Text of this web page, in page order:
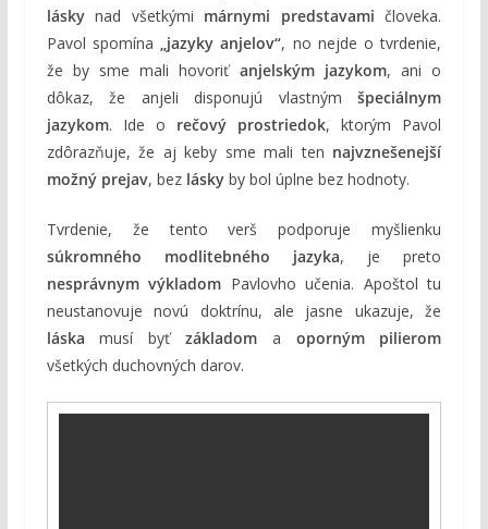
láskynad všetkými márnymi predstavami človeka.
Pavol spomína„jazyky anjelov“, no nejde o tvrdenie,
že by sme mali hovoriť anjelským jazykom, ani o
dôkaz, že anjeli disponujú vlastnýmšpeciálnym
jazykom. Ide o rečový prostriedok, ktorým Pavol
zdôrazňuje, že aj keby sme mali ten najvznešenejší
možný prejav, bez láskyby bol úplne bez hodnoty.
Tvrdenie, že tento verš podporuje myšlienku
súkromného modlitebného jazyka, je preto
nesprávnym výkladom Pavlovho učenia. Apoštol tu
neustanovuje novú doktrínu, ale jasne ukazuje, že
láska musí byť základom a oporným pilierom
všetkých duchovných darov.